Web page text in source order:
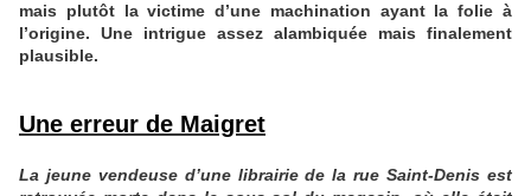
mais plutôt la victime d’une machination ayant la folie à
l’origine. Une intrigue assez alambiquée mais finalement
plausible.
Une erreur de Maigret
La jeune vendeuse d’une librairie de la rue Saint-Denis est